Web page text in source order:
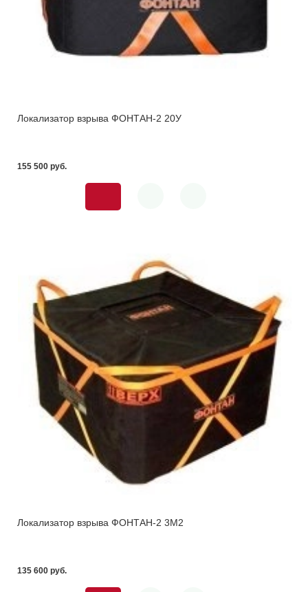
Локализатор взрыва ФОНТАН-2 20У
155 500 pуб.
Локализатор взрыва ФОНТАН-2 3М2
135 600 pуб.